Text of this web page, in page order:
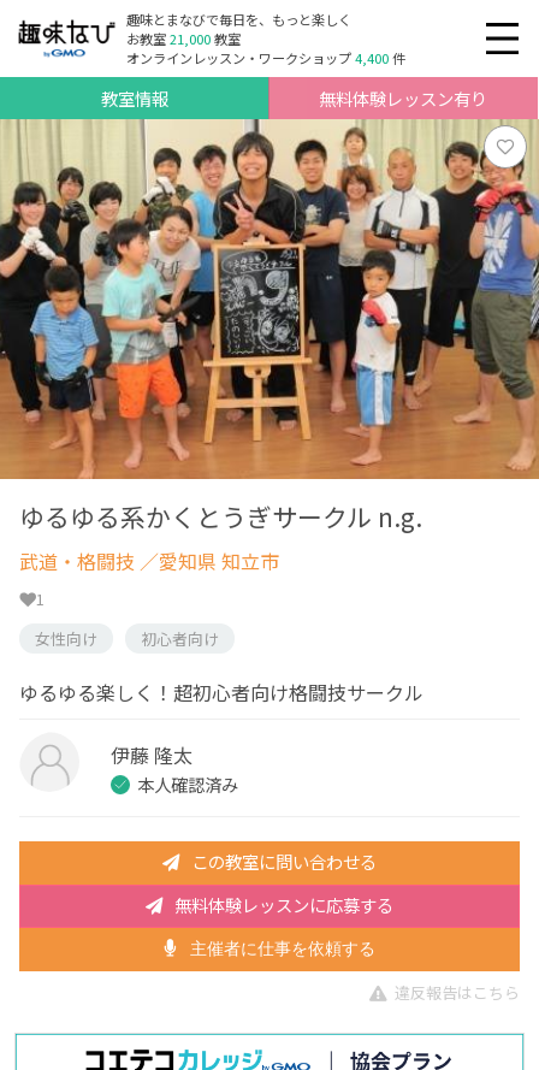
趣味とまなびで毎日を、もっと楽しく
お教室21,000教室
オンラインレッスン・ワークショップ4,400件
教室情報 無料体験レッスン有り
ゆるゆる系かくとうぎサークル n.g.
武道・格闘技 ／愛知県 知立市
1
女性向け
初心者向け
ゆるゆる楽しく！超初心者向け格闘技サークル
伊藤 隆太
本人確認済み
この教室に問い合わせる
無料体験レッスンに応募する
主催者に仕事を依頼する
違反報告はこちら